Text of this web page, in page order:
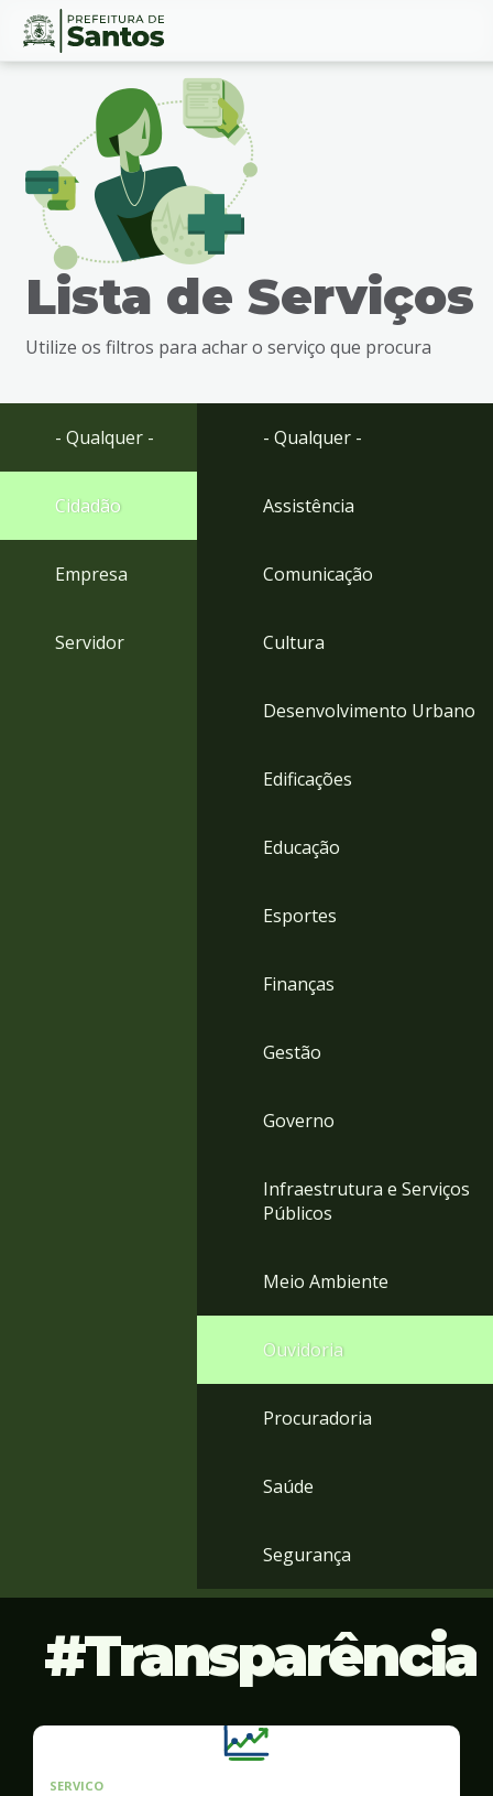
Ir
busca
Ir
rodapé
Conteúdo
Lista de Serviços
Utilize os filtros para achar o serviço que procura
- Qualquer -
Cidadão
Empresa
Servidor
- Qualquer -
Assistência
Comunicação
Cultura
Desenvolvimento Urbano
Edificações
Educação
Esportes
Finanças
Gestão
Governo
Infraestrutura e Serviços
Públicos
Meio Ambiente
Ouvidoria
Procuradoria
Saúde
Segurança
Transparência
SERVICO